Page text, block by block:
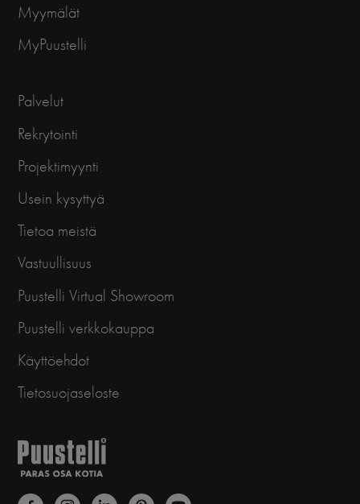
Myymälät
MyPuustelli
Palvelut
Rekrytointi
Projektimyynti
Usein kysyttyä
Tietoa meistä
Vastuullisuus
Puustelli Virtual Showroom
Puustelli verkkokauppa
Käyttöehdot
Tietosuojaseloste